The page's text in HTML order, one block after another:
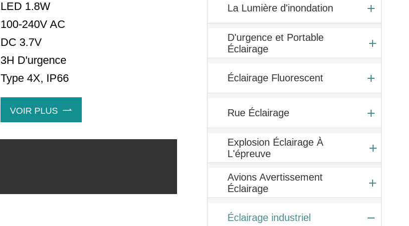
LED 1.8W
100-240V AC
DC 3.7V
3H D'urgence
Type 4X, IP66
VOIR PLUS 
La Lumière d'inondation
D'urgence et Portable
Éclairage
Éclairage Fluorescent
Rue Éclairage
Explosion Éclairage À
L'épreuve
Avions Avertissement
Éclairage
Éclairage industriel